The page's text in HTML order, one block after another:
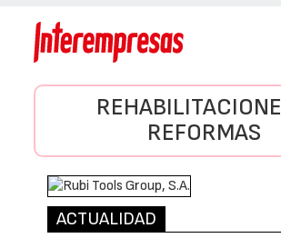
REFORMAS
ACTUALIDAD